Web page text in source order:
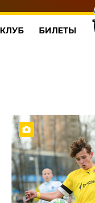
КЛУБ БИЛЕТЫ